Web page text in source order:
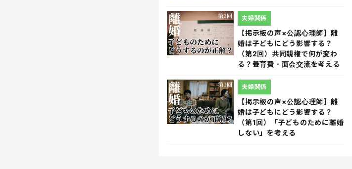
【掲示板の声×公認心理師】離
婚は子どもにどう影響する？
（第2回）共同親権で何が変わ
る？養育費・面会交流を考える
夫婦関係
【掲示板の声×公認心理師】離
婚は子どもにどう影響する？
（第1回）「子どものために離婚
しない」を考える
夫婦関係